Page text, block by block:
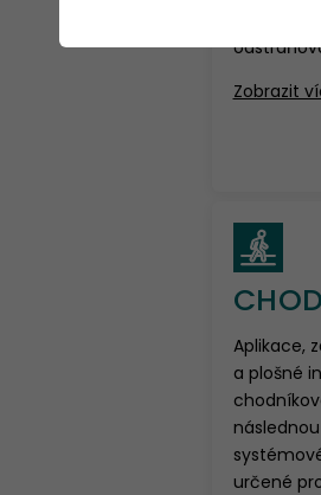
Zobrazit
Aplikace,
a plošné
určené